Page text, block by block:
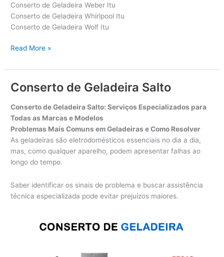
Conserto de Geladeira Weber Itu
Conserto de Geladeira Whirlpool Itu
Conserto de Geladeira Wolf Itu
Conserto
Geladeira
Itu
Read More »
Conserto de Geladeira Salto
Conserto de Geladeira Salto: Serviços Especializados para
Todas as Marcas e Modelos
Problemas Mais Comuns em Geladeiras e Como Resolver
As geladeiras são eletrodomésticos essenciais no dia a dia,
mas, como qualquer aparelho, podem apresentar falhas ao
longo do tempo.
Saber identificar os sinais de problema e buscar assistência
técnica especializada pode evitar prejuízos maiores.